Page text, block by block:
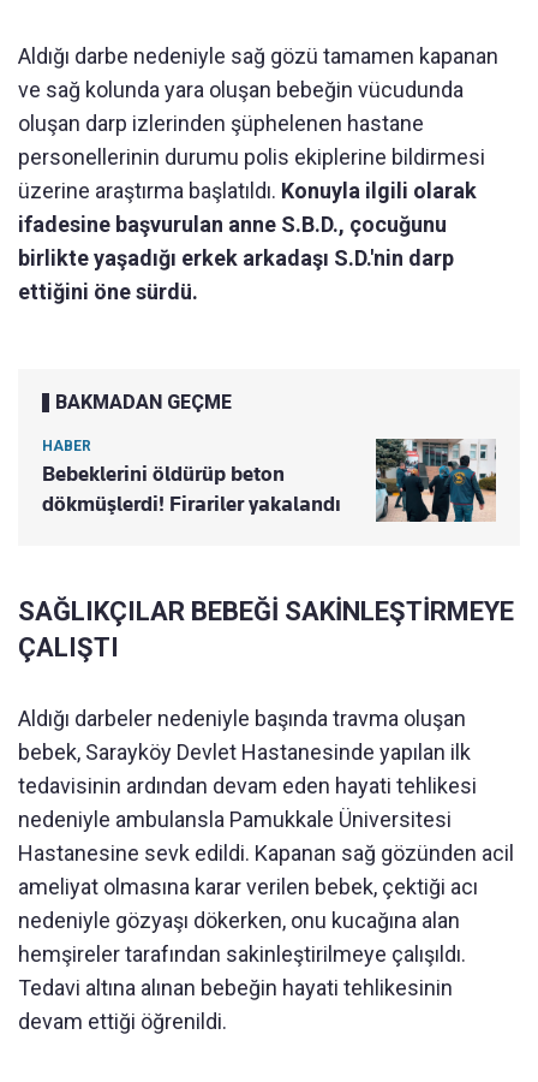
Aldığı darbe nedeniyle sağ gözü tamamen kapanan
ve sağ kolunda yara oluşan bebeğin vücudunda
oluşan darp izlerinden şüphelenen hastane
personellerinin durumu polis ekiplerine bildirmesi
üzerine araştırma başlatıldı. Konuyla ilgili olarak
ifadesine başvurulan anne S.B.D., çocuğunu
birlikte yaşadığı erkek arkadaşı S.D.'nin darp
ettiğini öne sürdü.
BAKMADAN GEÇME
HABER
Bebeklerini öldürüp beton
dökmüşlerdi! Firariler yakalandı
SAĞLIKÇILAR BEBEĞİ SAKİNLEŞTİRMEYE
ÇALIŞTI
Aldığı darbeler nedeniyle başında travma oluşan
bebek, Sarayköy Devlet Hastanesinde yapılan ilk
tedavisinin ardından devam eden hayati tehlikesi
nedeniyle ambulansla Pamukkale Üniversitesi
Hastanesine sevk edildi. Kapanan sağ gözünden acil
ameliyat olmasına karar verilen bebek, çektiği acı
nedeniyle gözyaşı dökerken, onu kucağına alan
hemşireler tarafından sakinleştirilmeye çalışıldı.
Tedavi altına alınan bebeğin hayati tehlikesinin
devam ettiği öğrenildi.